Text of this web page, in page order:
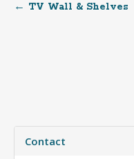
Post
← TV Wall & Shelves
Contact